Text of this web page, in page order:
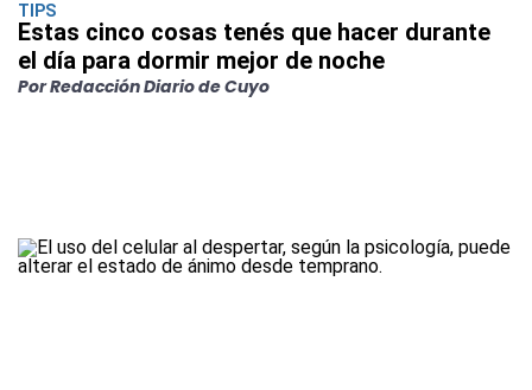
TIPS
Estas cinco cosas tenés que hacer durante
el día para dormir mejor de noche
Por Redacción Diario de Cuyo